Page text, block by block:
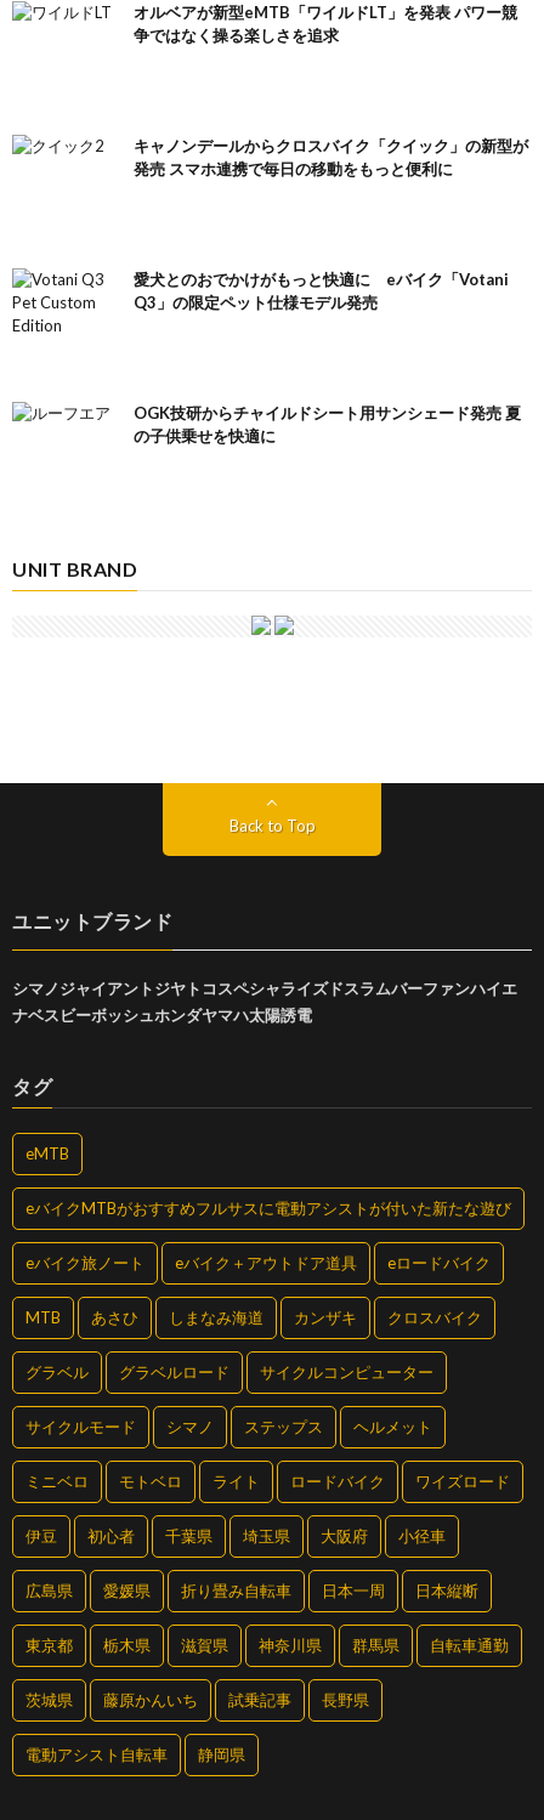
オルベアが新型eMTB「ワイルドLT」を発表 パワー競
争ではなく操る楽しさを追求
キャノンデールからクロスバイク「クイック」の新型が
発売 スマホ連携で毎日の移動をもっと便利に
愛犬とのおでかけがもっと快適に eバイク「Votani
Q3」の限定ペット仕様モデル発売
OGK技研からチャイルドシート用サンシェード発売 夏
の子供乗せを快適に
UNIT BRAND
Back to Top
ユニットブランド
シマノジャイアントジヤトコ スペシャライズドスラムバーファンハイエ
ナベスビーボッシュホンダヤマハ太陽誘電
タグ
eMTB
eバイクMTBがおすすめフルサスに電動アシストが付いた新たな遊び
eバイク旅ノート eバイク＋アウトドア道具 eロードバイク
MTB あさひ しまなみ海道 カンザキ クロスバイク
グラベル グラベルロード サイクルコンピューター
サイクルモード シマノ ステップス ヘルメット
ミニベロ モトベロ ライト ロードバイク ワイズロード
伊豆 初心者 千葉県 埼玉県 大阪府 小径車
広島県 愛媛県 折り畳み自転車 日本一周 日本縦断
東京都 栃木県 滋賀県 神奈川県 群馬県 自転車通勤
茨城県 藤原かんいち 試乗記事 長野県
電動アシスト自転車 静岡県